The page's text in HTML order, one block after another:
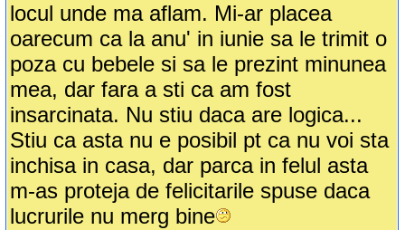
locul unde ma aflam. Mi-ar placea
oarecum ca la anu' in iunie sa le trimit o
poza cu bebele si sa le prezint minunea
mea, dar fara a sti ca am fost
insarcinata. Nu stiu daca are logica...
Stiu ca asta nu e posibil pt ca nu voi sta
inchisa in casa, dar parca in felul asta
m-as proteja de felicitarile spuse daca
lucrurile nu merg bine